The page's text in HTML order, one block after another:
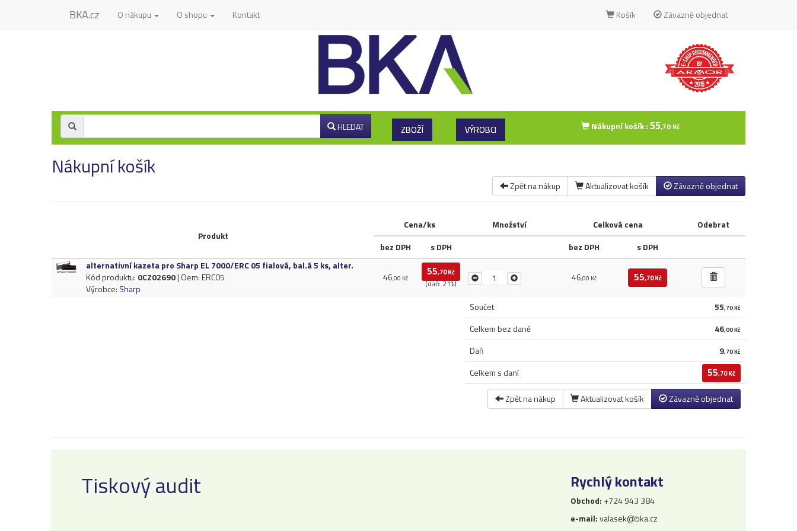
BKA.cz O nákupu O shopu Kontakt Košík Závazně objednat
HLEDAT ZBOŽÍ VÝROBCI Nákupní košík :55,70 Kč
Nákupní košík
Zpět na nákup Aktualizovat košík Závazně objednat
Produkt
Cena/ks Množství Celková cena
Odebrat
bez DPH
s DPH bez DPH
s DPH
alternativní kazeta pro Sharp EL 7000/​ERC 05 fialová,​ bal.​á 5 ks,​ alter.​
Kód produktu: 0CZ02690| Oem: ERC05
Výrobce: Sharp
46,00 Kč
55,70 Kč
(daň: 21%)
46,00 Kč 55,70 Kč
Součet 55,70 Kč
Celkem bez daně 46,00 Kč
Daň 9,70 Kč
Celkem s daní 55,70 Kč
Zpět na nákup Aktualizovat košík Závazně objednat
Tiskový audit Rychlý kontakt
Obchod: +724 943 384
e-mail:valasek@bka.cz